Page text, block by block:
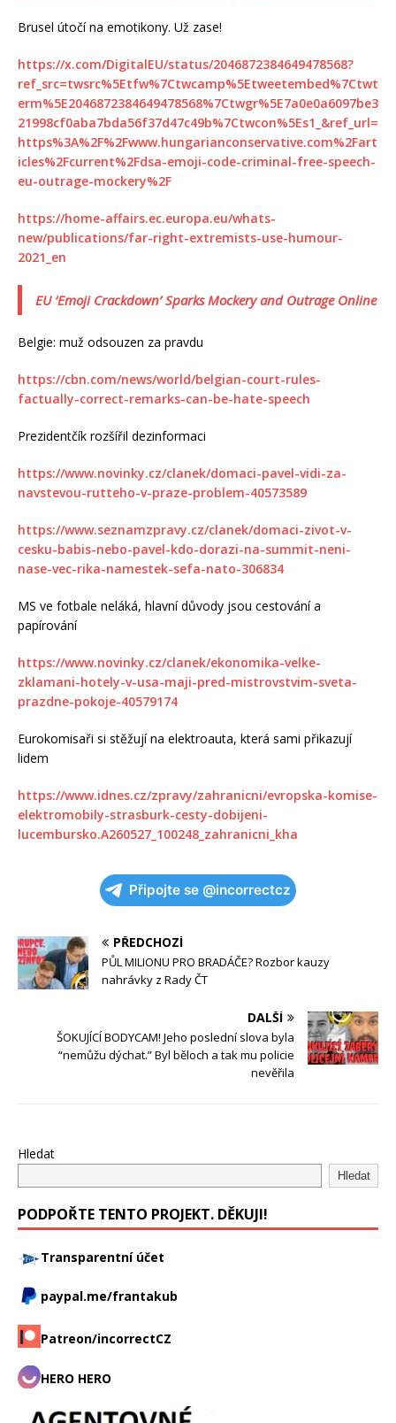
Brusel útočí na emotikony. Už zase!
https://x.com/DigitalEU/status/2046872384649478568?
ref_src=twsrc%5Etfw%7Ctwcamp%5Etweetembed%7Ctwt
erm%5E2046872384649478568%7Ctwgr%5E7a0e0a6097be3
21998cf0aba7bda56f37d47c49b%7Ctwcon%5Es1_&ref_url=
https%3A%2F%2Fwww.hungarianconservative.com%2Fart
icles%2Fcurrent%2Fdsa-emoji-code-criminal-free-speech-
eu-outrage-mockery%2F
https://home-affairs.ec.europa.eu/whats-
new/publications/far-right-extremists-use-humour-
2021_en
EU ‘Emoji Crackdown’ Sparks Mockery and Outrage Online
Belgie: muž odsouzen za pravdu
https://cbn.com/news/world/belgian-court-rules-
factually-correct-remarks-can-be-hate-speech
Prezidentčík rozšířil dezinformaci
https://www.novinky.cz/clanek/domaci-pavel-vidi-za-
navstevou-rutteho-v-praze-problem-40573589
https://www.seznamzpravy.cz/clanek/domaci-zivot-v-
cesku-babis-nebo-pavel-kdo-dorazi-na-summit-neni-
nase-vec-rika-namestek-sefa-nato-306834
MS ve fotbale neláká, hlavní důvody jsou cestování a
papírování
https://www.novinky.cz/clanek/ekonomika-velke-
zklamani-hotely-v-usa-maji-pred-mistrovstvim-sveta-
prazdne-pokoje-40579174
Eurokomisaři si stěžují na elektroauta, která sami přikazují
lidem
https://www.idnes.cz/zpravy/zahranicni/evropska-komise-
elektromobily-strasburk-cesty-dobijeni-
lucembursko.A260527_100248_zahranicni_kha
Připojte se @incorrectcz
PŘEDCHOZÍ
PŮL MILIONU PRO BRADÁČE? Rozbor kauzy
nahrávky z Rady ČT
DALŠÍ
ŠOKUJÍCÍ BODYCAM! Jeho poslední slova byla
“nemůžu dýchat.” Byl běloch a tak mu policie
nevěřila
Hledat
Hledat
PODPOŘTE TENTO PROJEKT. DĚKUJI!
Transparentní účet
paypal.me/frantakub
Patreon/incorrectCZ
HERO HERO